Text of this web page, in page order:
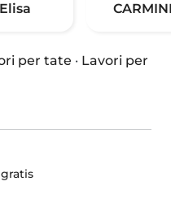
Elisa
per tate · Lavori per